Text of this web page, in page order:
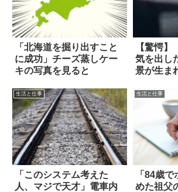
「北海道を掘り出すこと
に成功」チーズ蒸しケー
キの写真を見ると
【驚愕
気を出し
景が生ま
生活と仕事
「このシステム考えた
人、マジで天才」電車内
生活と仕事
「84歳
めた祖父